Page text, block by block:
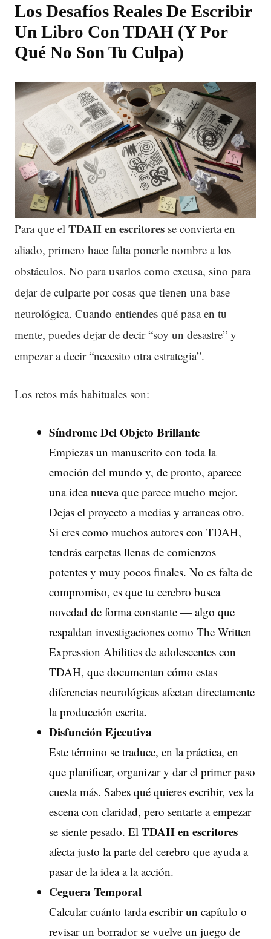
Los Desafíos Reales De Escribir
Un Libro Con TDAH (Y Por
Qué No Son Tu Culpa)
Para que el TDAH en escritores se convierta en
aliado, primero hace falta ponerle nombre a los
obstáculos. No para usarlos como excusa, sino para
dejar de culparte por cosas que tienen una base
neurológica. Cuando entiendes qué pasa en tu
mente, puedes dejar de decir “soy un desastre” y
empezar a decir “necesito otra estrategia”.
Los retos más habituales son:
Síndrome Del Objeto Brillante
Empiezas un manuscrito con toda la
emoción del mundo y, de pronto, aparece
una idea nueva que parece mucho mejor.
Dejas el proyecto a medias y arrancas otro.
Si eres como muchos autores con TDAH,
tendrás carpetas llenas de comienzos
potentes y muy pocos finales. No es falta de
compromiso, es que tu cerebro busca
novedad de forma constante — algo que
respaldan investigaciones como The Written
Expression Abilities de adolescentes con
TDAH, que documentan cómo estas
diferencias neurológicas afectan directamente
la producción escrita.
Disfunción Ejecutiva
Este término se traduce, en la práctica, en
que planificar, organizar y dar el primer paso
cuesta más. Sabes qué quieres escribir, ves la
escena con claridad, pero sentarte a empezar
se siente pesado. El TDAH en escritores
afecta justo la parte del cerebro que ayuda a
pasar de la idea a la acción.
Ceguera Temporal
Calcular cuánto tarda escribir un capítulo o
revisar un borrador se vuelve un juego de